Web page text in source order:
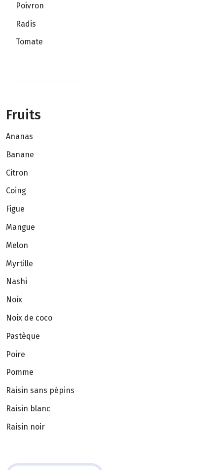
Poivron
Radis
Tomate
Fruits
Ananas
Banane
Citron
Coing
Figue
Mangue
Melon
Myrtille
Nashi
Noix
Noix de coco
Pastèque
Poire
Pomme
Raisin sans pépins
Raisin blanc
Raisin noir